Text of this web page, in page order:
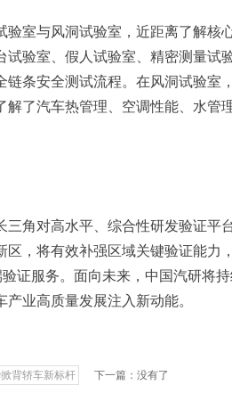
室与风洞试验室，近距离了解核
验室、假人试验室、精密测量试
链条安全测试流程。在风洞试验室
解了汽车热管理、空调性能、水管
角对高水平、综合性研发验证平
区，将有效补强区域关键验证能力
证服务。面向未来，中国汽研将
业高质量发展注入新动能。
背轿车新标杆 下一篇：没有了